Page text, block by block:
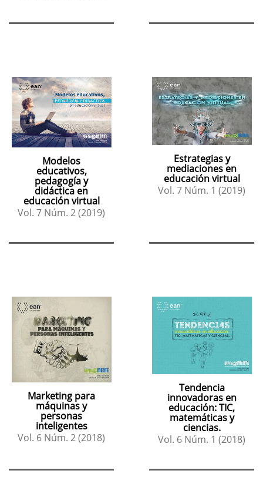
Modelos
educativos,
pedagogía y
didáctica en
educación virtual
Vol. 7 Núm. 2 (2019)
Estrategias y
mediaciones en
educación virtual
Vol. 7 Núm. 1 (2019)
Marketing para
máquinas y
personas
inteligentes
Vol. 6 Núm. 2 (2018)
Tendencia
innovadoras en
educación: TIC,
matemáticas y
ciencias.
Vol. 6 Núm. 1 (2018)